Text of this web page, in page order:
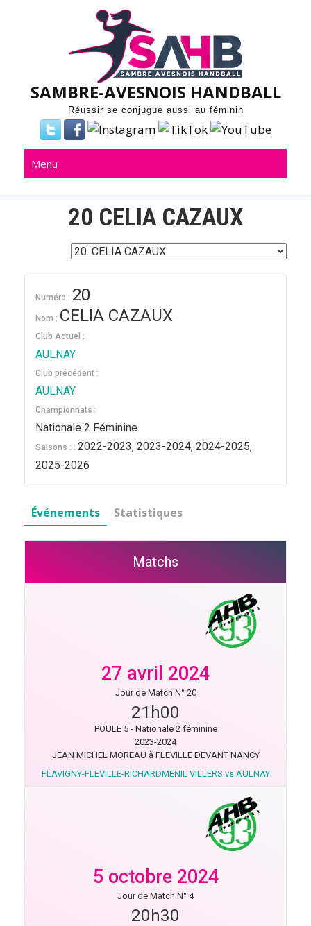
SAMBRE-AVESNOIS HANDBALL
Réussir se conjugue aussi au féminin
Menu
20 CELIA CAZAUX
Numéro : 20
Nom : CELIA CAZAUX
Club Actuel :
AULNAY
Club précédent :
AULNAY
Championnats :
Nationale 2 Féminine
Saisons : : 2022-2023, 2023-2024, 2024-2025,
2025-2026
Événements Statistiques
Matchs
27 avril 2024
Jour de Match N° 20
21h00
POULE 5 - Nationale 2 féminine
2023-2024
JEAN MICHEL MOREAU à FLEVILLE DEVANT NANCY
FLAVIGNY-FLEVILLE-RICHARDMENIL VILLERS vs AULNAY
5 octobre 2024
Jour de Match N° 4
20h30